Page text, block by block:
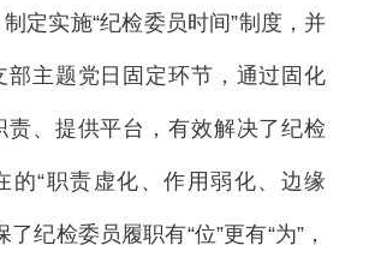
定实施“纪检委员时间”制度，并
部主题党日固定环节，通过固化
责、提供平台，有效解决了纪检
的“职责虚化、作用弱化、边缘
了纪检委员履职有“位”更有“为”，